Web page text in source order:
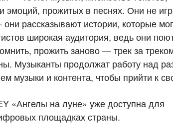
эмоций, прожитых в песнях. Они не
рассказывают истории, которые
широкая аудитория, ведь они
прожить заново — трек за
Музыканты продолжат работу над
музыки и контента, чтобы прийти к
«Ангелы на луне» уже доступна для
площадках страны.